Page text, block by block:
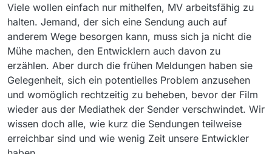
Viele wollen einfach nur mithelfen, MV arbeitsfähig zu
halten. Jemand, der sich eine Sendung auch auf
anderem Wege besorgen kann, muss sich ja nicht die
Mühe machen, den Entwicklern auch davon zu
erzählen. Aber durch die frühen Meldungen haben sie
Gelegenheit, sich ein potentielles Problem anzusehen
und womöglich rechtzeitig zu beheben, bevor der Film
wieder aus der Mediathek der Sender verschwindet. Wir
wissen doch alle, wie kurz die Sendungen teilweise
erreichbar sind und wie wenig Zeit unsere Entwickler